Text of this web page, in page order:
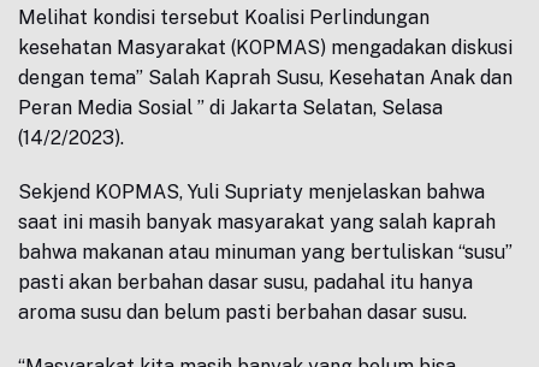
Melihat kondisi tersebut Koalisi Perlindungan
kesehatan Masyarakat (KOPMAS) mengadakan diskusi
dengan tema” Salah Kaprah Susu, Kesehatan Anak dan
Peran Media Sosial ” di Jakarta Selatan, Selasa
(14/2/2023).
Sekjend KOPMAS, Yuli Supriaty menjelaskan bahwa
saat ini masih banyak masyarakat yang salah kaprah
bahwa makanan atau minuman yang bertuliskan “susu”
pasti akan berbahan dasar susu, padahal itu hanya
aroma susu dan belum pasti berbahan dasar susu.